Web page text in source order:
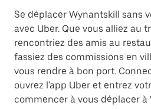
Se déplacer Wynantskill sans
avec Uber. Que vous alliez au
rencontriez des amis au
fassiez des commissions en
vous rendre à bon port.
ouvrez l'app Uber et entrez
commencer à vous déplacer à